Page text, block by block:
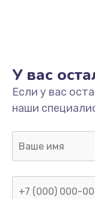
У вас
Если у вас
наши